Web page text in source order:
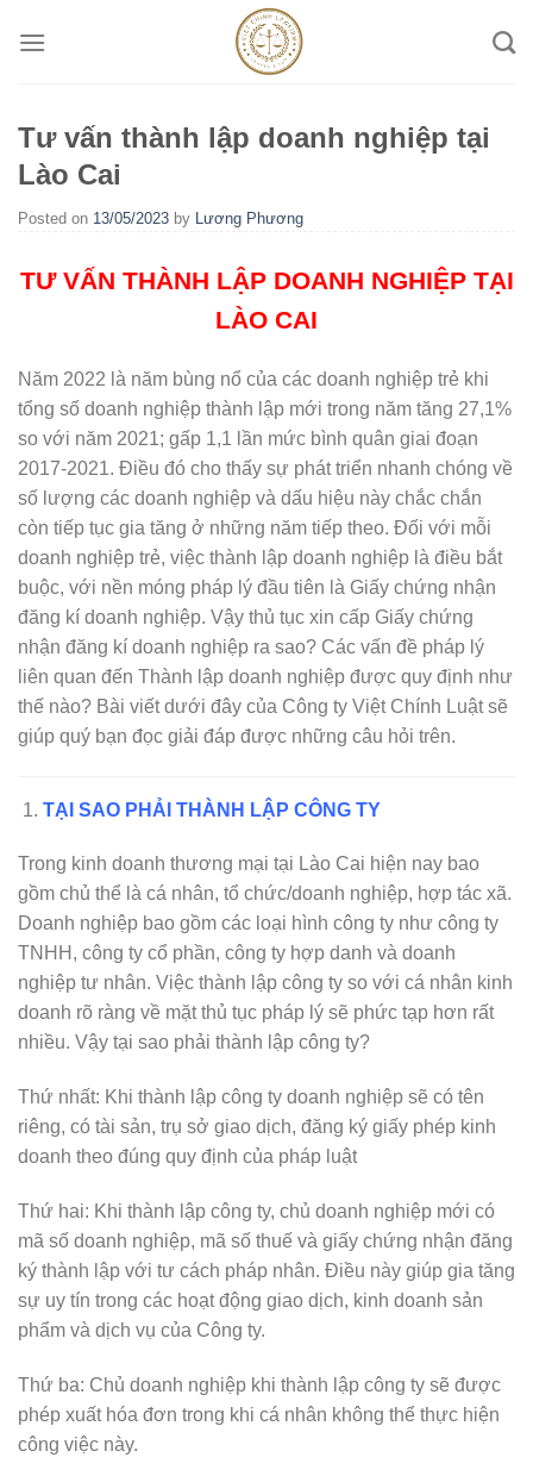
Tư vấn thành lập doanh nghiệp tại
Lào Cai
Posted on 13/05/2023 by Lương Phương
TƯ VẤN THÀNH LẬP DOANH NGHIỆP TẠI
LÀO CAI
Năm 2022 là năm bùng nổ của các doanh nghiệp trẻ khi
tổng số doanh nghiệp thành lập mới trong năm tăng 27,1%
so với năm 2021; gấp 1,1 lần mức bình quân giai đoạn
2017-2021. Điều đó cho thấy sự phát triển nhanh chóng về
số lượng các doanh nghiệp và dấu hiệu này chắc chắn
còn tiếp tục gia tăng ở những năm tiếp theo. Đối với mỗi
doanh nghiệp trẻ, việc thành lập doanh nghiệp là điều bắt
buộc, với nền móng pháp lý đầu tiên là Giấy chứng nhận
đăng kí doanh nghiệp. Vậy thủ tục xin cấp Giấy chứng
nhận đăng kí doanh nghiệp ra sao? Các vấn đề pháp lý
liên quan đến Thành lập doanh nghiệp được quy định như
thế nào? Bài viết dưới đây của Công ty Việt Chính Luật sẽ
giúp quý bạn đọc giải đáp được những câu hỏi trên.
TẠI SAO PHẢI THÀNH LẬP CÔNG TY
Trong kinh doanh thương mại tại Lào Cai hiện nay bao
gồm chủ thể là cá nhân, tổ chức/doanh nghiệp, hợp tác xã.
Doanh nghiệp bao gồm các loại hình công ty như công ty
TNHH, công ty cổ phần, công ty hợp danh và doanh
nghiệp tư nhân. Việc thành lập công ty so với cá nhân kinh
doanh rõ ràng về mặt thủ tục pháp lý sẽ phức tạp hơn rất
nhiều. Vậy tại sao phải thành lập công ty?
Thứ nhất: Khi thành lập công ty doanh nghiệp sẽ có tên
riêng, có tài sản, trụ sở giao dịch, đăng ký giấy phép kinh
doanh theo đúng quy định của pháp luật
Thứ hai: Khi thành lập công ty, chủ doanh nghiệp mới có
mã số doanh nghiệp, mã số thuế và giấy chứng nhận đăng
ký thành lập với tư cách pháp nhân. Điều này giúp gia tăng
sự uy tín trong các hoạt động giao dịch, kinh doanh sản
phẩm và dịch vụ của Công ty.
Thứ ba: Chủ doanh nghiệp khi thành lập công ty sẽ được
phép xuất hóa đơn trong khi cá nhân không thể thực hiện
công việc này.